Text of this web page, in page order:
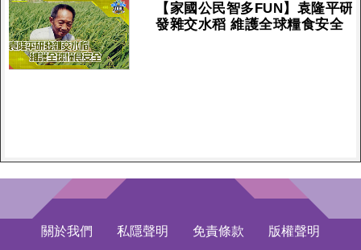
【家國公民智多FUN】袁隆平研
發雜交水稻 維護全球糧食安全
關於我們 私隱聲明 免責條款 版權聲明